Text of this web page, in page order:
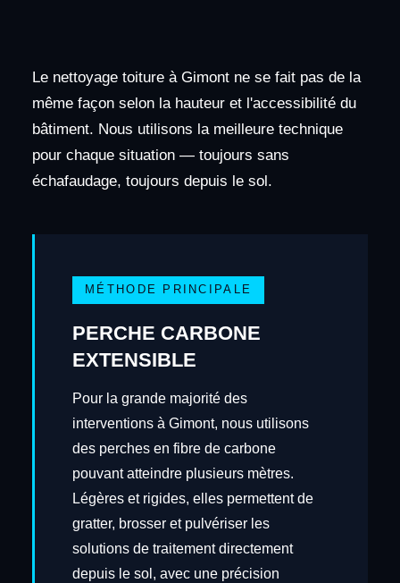
Le nettoyage toiture à Gimont ne se fait pas de la
même façon selon la hauteur et l'accessibilité du
bâtiment. Nous utilisons la meilleure technique
pour chaque situation — toujours sans
échafaudage, toujours depuis le sol.
MÉTHODE PRINCIPALE
PERCHE CARBONE
EXTENSIBLE
Pour la grande majorité des
interventions à Gimont, nous utilisons
des perches en fibre de carbone
pouvant atteindre plusieurs mètres.
Légères et rigides, elles permettent de
gratter, brosser et pulvériser les
solutions de traitement directement
depuis le sol, avec une précision